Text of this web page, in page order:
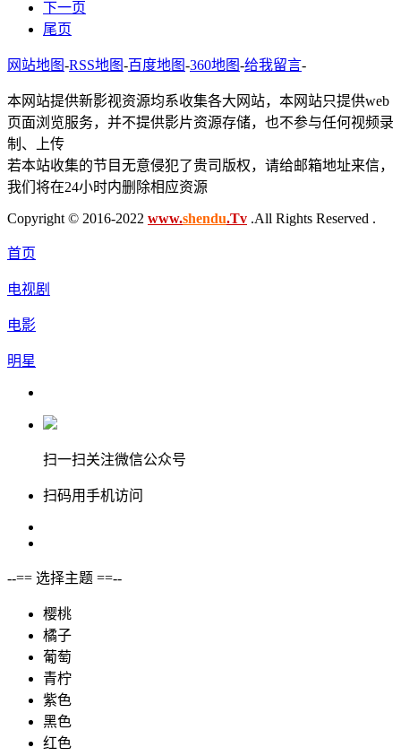
下一页
尾页
网站地图-RSS地图-百度地图-360地图-给我留言-
本网站提供新影视资源均系收集各大网站，本网站只提供web
页面浏览服务，并不提供影片资源存储，也不参与任何视频录
制、上传
若本站收集的节目无意侵犯了贵司版权，请给邮箱地址来信，
我们将在24小时内删除相应资源
Copyright © 2016-2022 www.shendu.Tv .All Rights Reserved .
首页
电视剧
电影
明星
扫一扫关注微信公众号
扫码用手机访问
--== 选择主题 ==--
樱桃
橘子
葡萄
青柠
紫色
黑色
红色